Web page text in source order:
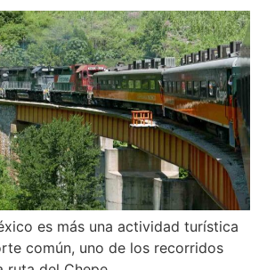
es más una actividad turística
común, uno de los recorridos